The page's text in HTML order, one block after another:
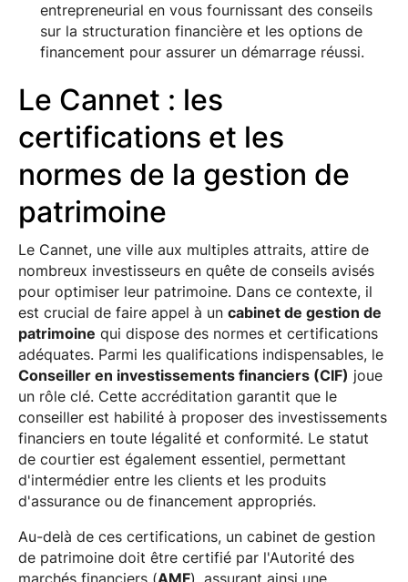
entrepreneurial en vous fournissant des conseils
sur la structuration financière et les options de
financement pour assurer un démarrage réussi.
Le Cannet : les
certifications et les
normes de la gestion de
patrimoine
Le Cannet, une ville aux multiples attraits, attire de
nombreux investisseurs en quête de conseils avisés
pour optimiser leur patrimoine. Dans ce contexte, il
est crucial de faire appel à un cabinet de gestion de
patrimoine qui dispose des normes et certifications
adéquates. Parmi les qualifications indispensables, le
Conseiller en investissements financiers (CIF) joue
un rôle clé. Cette accréditation garantit que le
conseiller est habilité à proposer des investissements
financiers en toute légalité et conformité. Le statut
de courtier est également essentiel, permettant
d'intermédier entre les clients et les produits
d'assurance ou de financement appropriés.
Au-delà de ces certifications, un cabinet de gestion
de patrimoine doit être certifié par l'Autorité des